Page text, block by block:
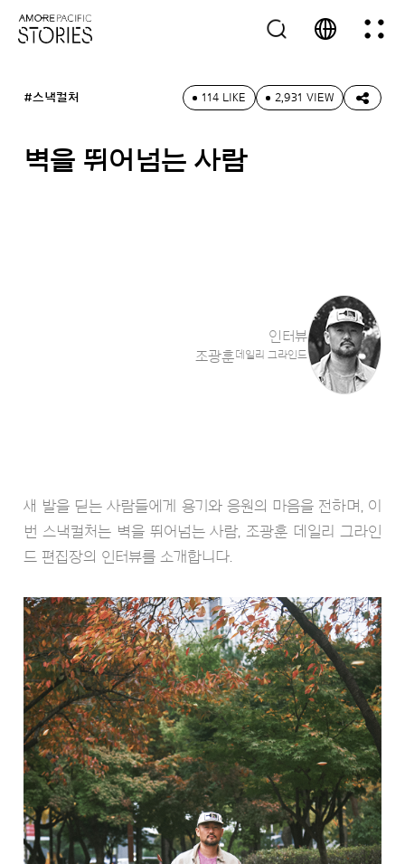
#스낵컬처 114 LIKE 2,931 VIEW
벽을 뛰어넘는 사람
인터뷰
조광훈 데일리 그라인드
새 발을 딛는 사람들에게 용기와 응원의 마음을 전하며, 이
번 스낵컬처는 벽을 뛰어넘는 사람, 조광훈 데일리 그라인
드 편집장의 인터뷰를 소개합니다.